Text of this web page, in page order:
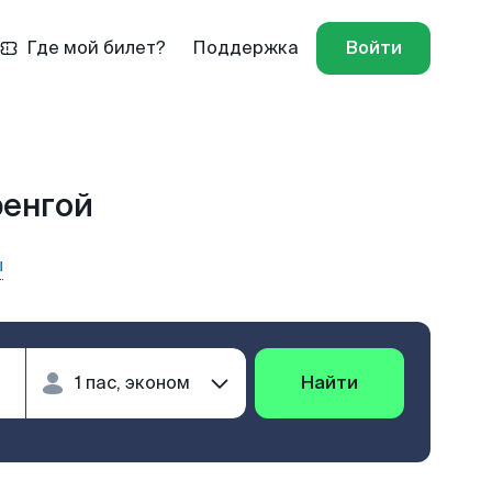
Где мой билет? Поддержка Войти
Найти